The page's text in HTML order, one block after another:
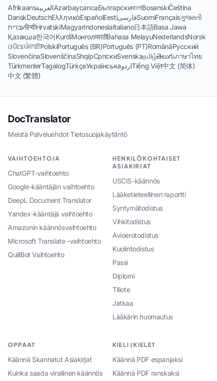
AfrikaansالعربيةAzərbaycancaБългарскиবাংলাBosanskiČeština
DanskDeutschΕλληνικάEspañolEestiفارسیSuomiFrançaisગુજરાતી
עבריתहिन्दीHrvatskiMagyarIndonesiaItaliano日本語Basa Jawa
Қазақша한국어KurdîМонголमराठीBahasa MelayuNederlandsNorsk
ଓଡିଆਪੰਜਾਬੀPolskiPortuguês (BR)Português (PT)RomânăРусский
SlovenčinaSlovenščinaShqipСрпскиSvenskaதமிழ்తెలుగుภาษาไทย
TürkmenlerTagalogTürkçeУкраїнськаاردوTiếng Việt中文 (简体)
中文 (繁體)
DocTranslator
Meistä·Palveluehdot·Tietosuojakäytäntö
VAIHTOEHTOJA
ChatGPT-vaihtoehto
Google-kääntäjän vaihtoehto
DeepL Document Translator
Yandex-kääntäjä vaihtoehto
Amazonin käännösvaihtoehto
Microsoft Translate -vaihtoehto
QuillBot Vaihtoehto
HENKILÖKOHTAISET
ASIAKIRJAT
USCIS-käännös
Lääketieteellinen raportti
Syntymätodistus
Vihkitodistus
Avioerotodistus
Kuolintodistus
Passi
Diplomi
Tiliote
Jatkaa
Lääkärin huomautus
OPPAAT
Käännä Skannatut Asiakirjat
Kuinka saada virallinen käännös
KIELI (KIELET
Käännä PDF espanjaksi
Käännä PDF ranskaksi